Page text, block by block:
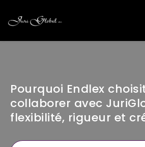
Pourquoi Endlex
collaborer avec
flexibilité, rigueur et